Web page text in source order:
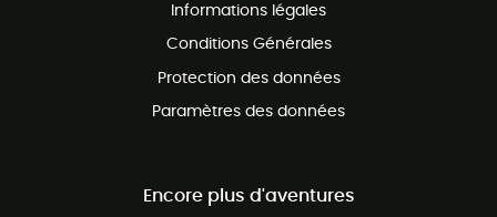
Informations légales
Conditions Générales
Protection des données
Paramètres des données
Encore plus d'aventures